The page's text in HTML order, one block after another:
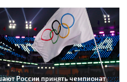
России принять чемпионат